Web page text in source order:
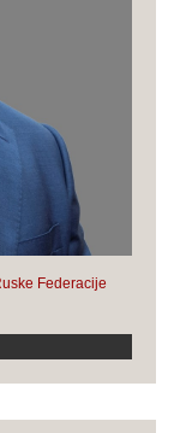
Federacije